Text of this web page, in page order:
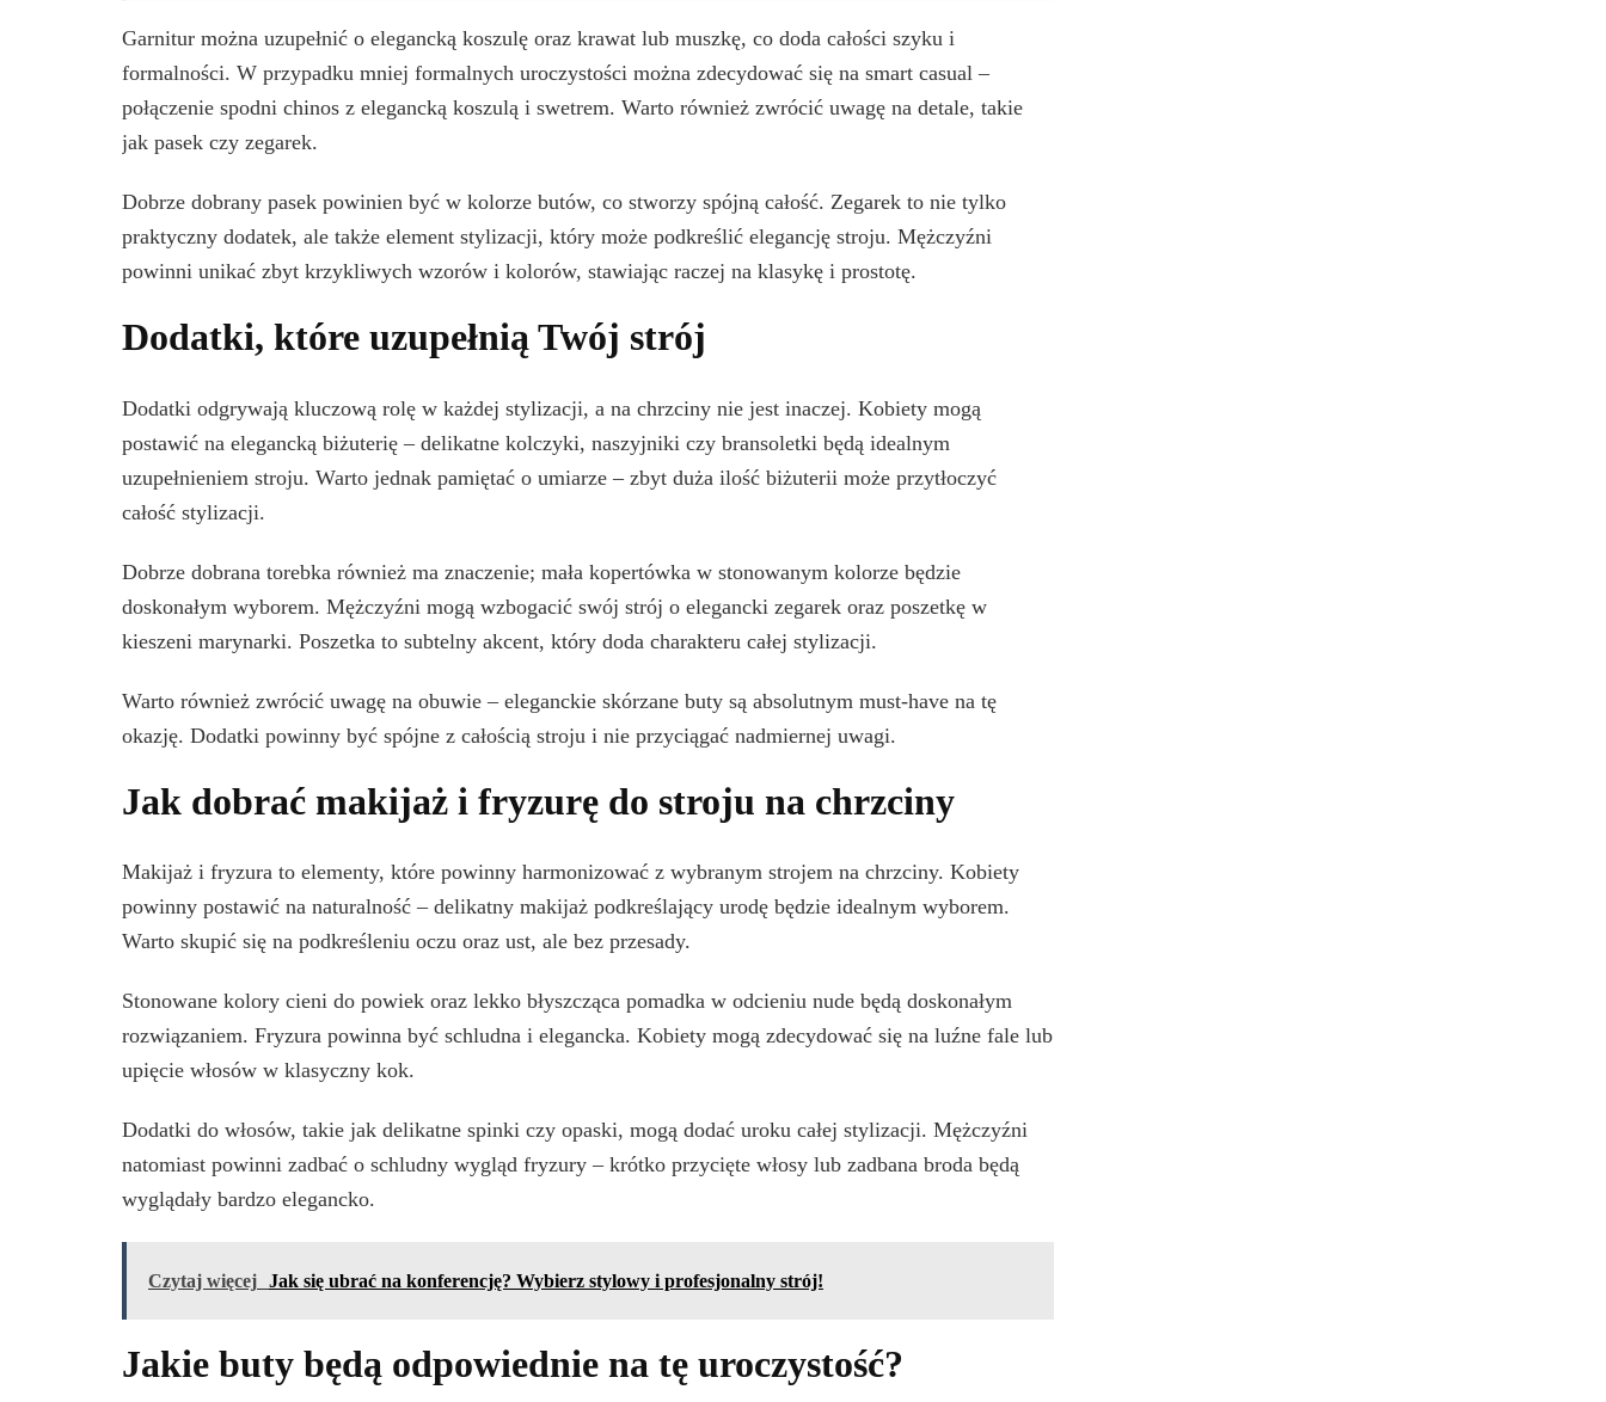
Garnitur można uzupełnić o elegancką koszulę oraz krawat lub muszkę, co doda całości szyku i
formalności. W przypadku mniej formalnych uroczystości można zdecydować się na smart casual –
połączenie spodni chinos z elegancką koszulą i swetrem. Warto również zwrócić uwagę na detale, takie
jak pasek czy zegarek.
Dobrze dobrany pasek powinien być w kolorze butów, co stworzy spójną całość. Zegarek to nie tylko
praktyczny dodatek, ale także element stylizacji, który może podkreślić elegancję stroju. Mężczyźni
powinni unikać zbyt krzykliwych wzorów i kolorów, stawiając raczej na klasykę i prostotę.
Dodatki, które uzupełnią Twój strój
Dodatki odgrywają kluczową rolę w każdej stylizacji, a na chrzciny nie jest inaczej. Kobiety mogą
postawić na elegancką biżuterię – delikatne kolczyki, naszyjniki czy bransoletki będą idealnym
uzupełnieniem stroju. Warto jednak pamiętać o umiarze – zbyt duża ilość biżuterii może przytłoczyć
całość stylizacji.
Dobrze dobrana torebka również ma znaczenie; mała kopertówka w stonowanym kolorze będzie
doskonałym wyborem. Mężczyźni mogą wzbogacić swój strój o elegancki zegarek oraz poszetkę w
kieszeni marynarki. Poszetka to subtelny akcent, który doda charakteru całej stylizacji.
Warto również zwrócić uwagę na obuwie – eleganckie skórzane buty są absolutnym must-have na tę
okazję. Dodatki powinny być spójne z całością stroju i nie przyciągać nadmiernej uwagi.
Jak dobrać makijaż i fryzurę do stroju na chrzciny
Makijaż i fryzura to elementy, które powinny harmonizować z wybranym strojem na chrzciny. Kobiety
powinny postawić na naturalność – delikatny makijaż podkreślający urodę będzie idealnym wyborem.
Warto skupić się na podkreśleniu oczu oraz ust, ale bez przesady.
Stonowane kolory cieni do powiek oraz lekko błyszcząca pomadka w odcieniu nude będą doskonałym
rozwiązaniem. Fryzura powinna być schludna i elegancka. Kobiety mogą zdecydować się na luźne fale lub
upięcie włosów w klasyczny kok.
Dodatki do włosów, takie jak delikatne spinki czy opaski, mogą dodać uroku całej stylizacji. Mężczyźni
natomiast powinni zadbać o schludny wygląd fryzury – krótko przycięte włosy lub zadbana broda będą
wyglądały bardzo elegancko.
Czytaj więcej Jak się ubrać na konferencję? Wybierz stylowy i profesjonalny strój!
Jakie buty będą odpowiednie na tę uroczystość?